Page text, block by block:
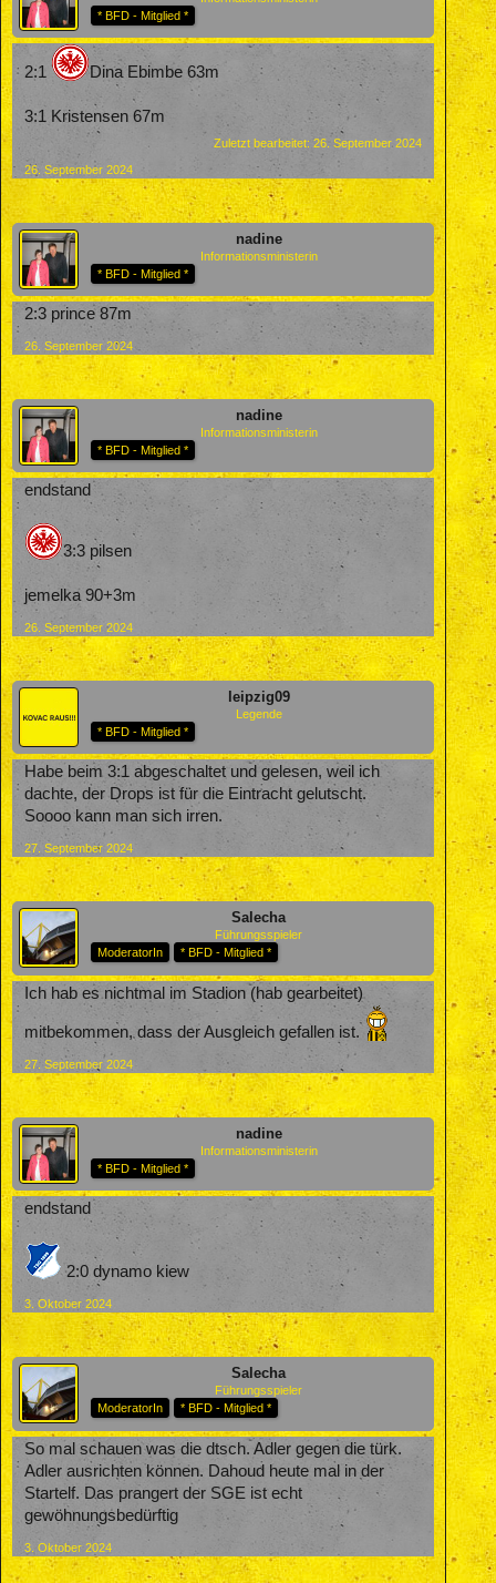
* BFD - Mitglied *
2:1 Dina Ebimbe 63m
3:1 Kristensen 67m
Zuletzt bearbeitet:26. September 2024
26. September 2024
nadine
Informationsministerin
* BFD - Mitglied *
2:3 prince 87m
26. September 2024
nadine
Informationsministerin
* BFD - Mitglied *
endstand
3:3 pilsen
jemelka 90+3m
26. September 2024
leipzig09
Legende
* BFD - Mitglied *
Habe beim 3:1 abgeschaltet und gelesen, weil ich
dachte, der Drops ist für die Eintracht gelutscht.
Soooo kann man sich irren.
27. September 2024
Salecha
Führungsspieler
ModeratorIn
* BFD - Mitglied *
Ich hab es nichtmal im Stadion (hab gearbeitet)
mitbekommen, dass der Ausgleich gefallen ist.
27. September 2024
nadine
Informationsministerin
* BFD - Mitglied *
endstand
2:0 dynamo kiew
3. Oktober 2024
Salecha
Führungsspieler
ModeratorIn
* BFD - Mitglied *
So mal schauen was die dtsch. Adler gegen die türk.
Adler ausrichten können. Dahoud heute mal in der
Startelf. Das prangert der SGE ist echt
gewöhnungsbedürftig
3. Oktober 2024